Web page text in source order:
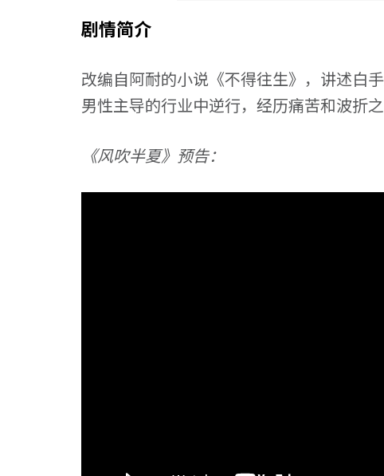
剧情简介
改编自阿耐的小说《不得往生》，讲述白
男性主导的行业中逆行，经历痛苦和波折
《风吹半夏》预告：